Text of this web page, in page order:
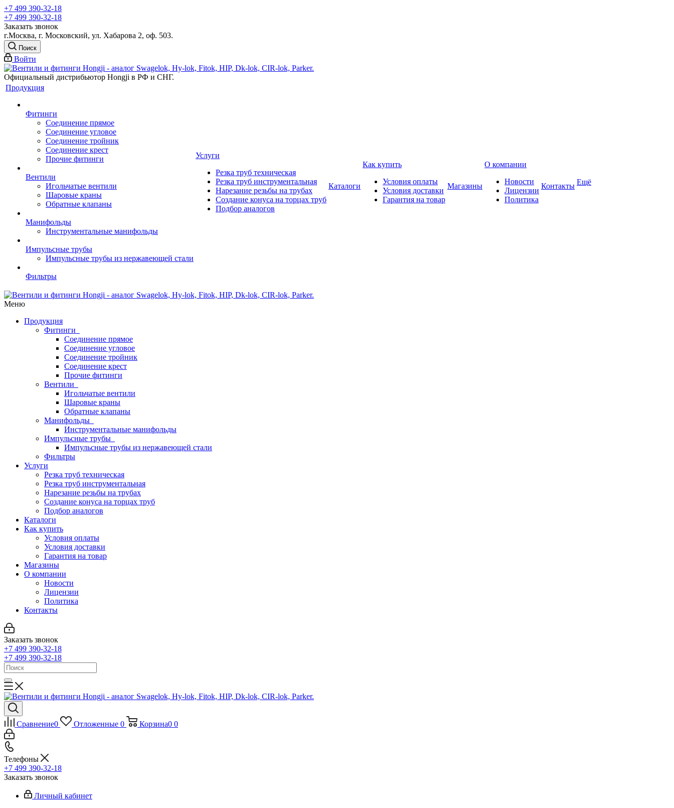
+7 499 390-32-18
+7 499 390-32-18
Заказать звонок
г.Москва, г. Московский, ул. Хабарова 2, оф. 503.
Поиск
Войти
Официальный дистрибьютор Hongji в РФ и СНГ.
Продукция
Фитинги
Соединение прямое
Соединение угловое
Соединение тройник
Соединение крест
Прочие фитинги
Вентили
Игольчатые вентили
Шаровые краны
Обратные клапаны
Манифольды
Инструментальные манифольды
Импульсные трубы
Импульсные трубы из нержавеющей стали
Фильтры
Услуги
Резка труб техническая
Резка труб инструментальная
Нарезание резьбы на трубах
Создание конуса на торцах труб
Подбор аналогов
Каталоги
Как купить
Условия оплаты
Условия доставки
Гарантия на товар
Магазины
О компании
Новости
Лицензии
Политика
Контакты Ещё
Меню
Продукция
Фитинги
Соединение прямое
Соединение угловое
Соединение тройник
Соединение крест
Прочие фитинги
Вентили
Игольчатые вентили
Шаровые краны
Обратные клапаны
Манифольды
Инструментальные манифольды
Импульсные трубы
Импульсные трубы из нержавеющей стали
Фильтры
Услуги
Резка труб техническая
Резка труб инструментальная
Нарезание резьбы на трубах
Создание конуса на торцах труб
Подбор аналогов
Каталоги
Как купить
Условия оплаты
Условия доставки
Гарантия на товар
Магазины
О компании
Новости
Лицензии
Политика
Контакты
Заказать звонок
+7 499 390-32-18
+7 499 390-32-18
Сравнение0 Отложенные 0 Корзина0 0
Телефоны
+7 499 390-32-18
Заказать звонок
Личный кабинет